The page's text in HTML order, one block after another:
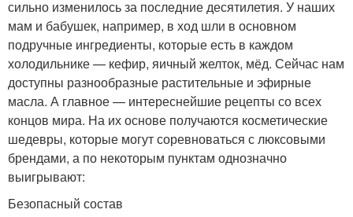
сильно изменилось за последние десятилетия. У наших
мам и бабушек, например, в ход шли в основном
подручные ингредиенты, которые есть в каждом
холодильнике — кефир, яичный желток, мёд. Сейчас нам
доступны разнообразные растительные и эфирные
масла. А главное — интереснейшие рецепты со всех
концов мира. На их основе получаются косметические
шедевры, которые могут соревноваться с люксовыми
брендами, а по некоторым пунктам однозначно
выигрывают:
Безопасный состав